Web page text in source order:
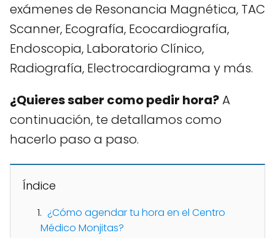
exámenes de Resonancia Magnética, TAC
Scanner, Ecografía, Ecocardiografía,
Endoscopia, Laboratorio Clínico,
Radiografía, Electrocardiograma y más.
¿Quieres saber como pedir hora?A
continuación, te detallamos como
hacerlo paso a paso.
Índice
¿Cómo agendar tu hora en el Centro
Médico Monjitas?